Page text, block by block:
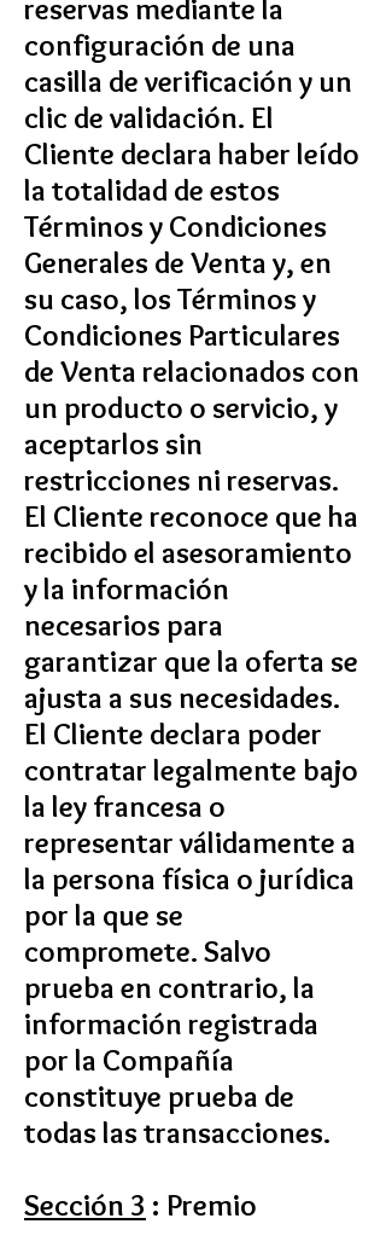
reservas mediante la
configuración de una
casilla de verificación y un
clic de validación. El
Cliente declara haber leído
la totalidad de estos
Términos y Condiciones
Generales de Venta y, en
su caso, los Términos y
Condiciones Particulares
de Venta relacionados con
un producto o servicio, y
aceptarlos sin
restricciones ni reservas.
El Cliente reconoce que ha
recibido el asesoramiento
y la información
necesarios para
garantizar que la oferta se
ajusta a sus necesidades.
El Cliente declara poder
contratar legalmente bajo
la ley francesa o
representar válidamente a
la persona física o jurídica
por la que se
compromete. Salvo
prueba en contrario, la
información registrada
por la Compañía
constituye prueba de
todas las transacciones.
Sección 3 : Premio